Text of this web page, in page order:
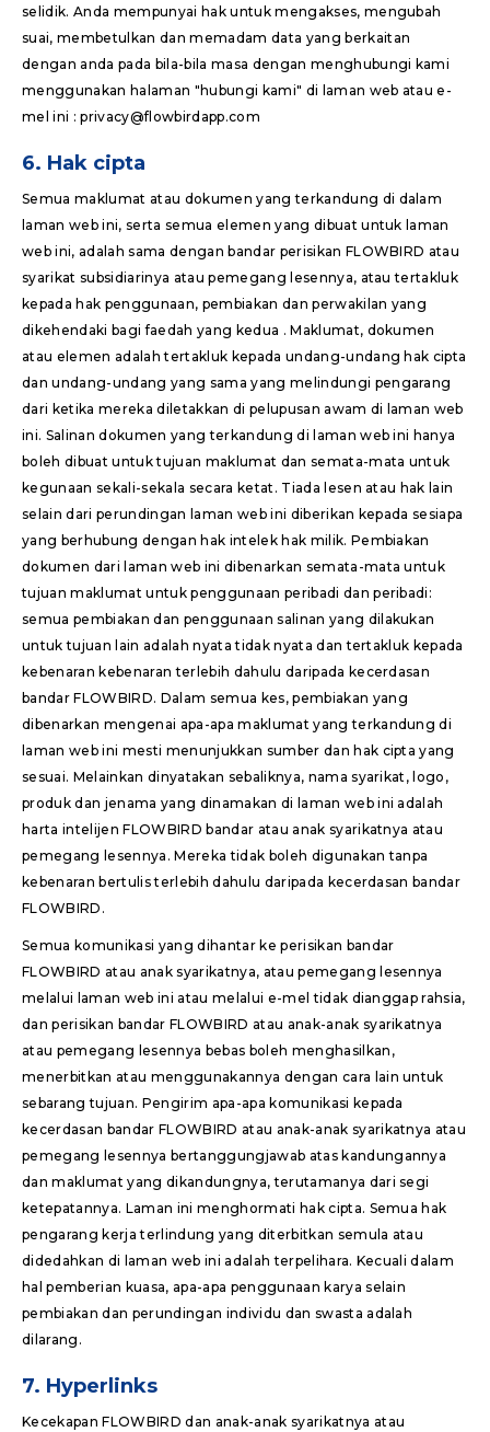
selidik. Anda mempunyai hak untuk mengakses, mengubah
suai, membetulkan dan memadam data yang berkaitan
dengan anda pada bila-bila masa dengan menghubungi kami
menggunakan halaman "hubungi kami" di laman web atau e-
mel ini : privacy@flowbirdapp.com
6. Hak cipta
Semua maklumat atau dokumen yang terkandung di dalam
laman web ini, serta semua elemen yang dibuat untuk laman
web ini, adalah sama dengan bandar perisikan FLOWBIRD atau
syarikat subsidiarinya atau pemegang lesennya, atau tertakluk
kepada hak penggunaan, pembiakan dan perwakilan yang
dikehendaki bagi faedah yang kedua . Maklumat, dokumen
atau elemen adalah tertakluk kepada undang-undang hak cipta
dan undang-undang yang sama yang melindungi pengarang
dari ketika mereka diletakkan di pelupusan awam di laman web
ini. Salinan dokumen yang terkandung di laman web ini hanya
boleh dibuat untuk tujuan maklumat dan semata-mata untuk
kegunaan sekali-sekala secara ketat. Tiada lesen atau hak lain
selain dari perundingan laman web ini diberikan kepada sesiapa
yang berhubung dengan hak intelek hak milik. Pembiakan
dokumen dari laman web ini dibenarkan semata-mata untuk
tujuan maklumat untuk penggunaan peribadi dan peribadi:
semua pembiakan dan penggunaan salinan yang dilakukan
untuk tujuan lain adalah nyata tidak nyata dan tertakluk kepada
kebenaran kebenaran terlebih dahulu daripada kecerdasan
bandar FLOWBIRD. Dalam semua kes, pembiakan yang
dibenarkan mengenai apa-apa maklumat yang terkandung di
laman web ini mesti menunjukkan sumber dan hak cipta yang
sesuai. Melainkan dinyatakan sebaliknya, nama syarikat, logo,
produk dan jenama yang dinamakan di laman web ini adalah
harta intelijen FLOWBIRD bandar atau anak syarikatnya atau
pemegang lesennya. Mereka tidak boleh digunakan tanpa
kebenaran bertulis terlebih dahulu daripada kecerdasan bandar
FLOWBIRD.
Semua komunikasi yang dihantar ke perisikan bandar
FLOWBIRD atau anak syarikatnya, atau pemegang lesennya
melalui laman web ini atau melalui e-mel tidak dianggap rahsia,
dan perisikan bandar FLOWBIRD atau anak-anak syarikatnya
atau pemegang lesennya bebas boleh menghasilkan,
menerbitkan atau menggunakannya dengan cara lain untuk
sebarang tujuan. Pengirim apa-apa komunikasi kepada
kecerdasan bandar FLOWBIRD atau anak-anak syarikatnya atau
pemegang lesennya bertanggungjawab atas kandungannya
dan maklumat yang dikandungnya, terutamanya dari segi
ketepatannya. Laman ini menghormati hak cipta. Semua hak
pengarang kerja terlindung yang diterbitkan semula atau
didedahkan di laman web ini adalah terpelihara. Kecuali dalam
hal pemberian kuasa, apa-apa penggunaan karya selain
pembiakan dan perundingan individu dan swasta adalah
dilarang.
7. Hyperlinks
Kecekapan FLOWBIRD dan anak-anak syarikatnya atau